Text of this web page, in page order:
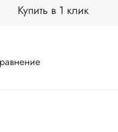
Купить в 1 клик